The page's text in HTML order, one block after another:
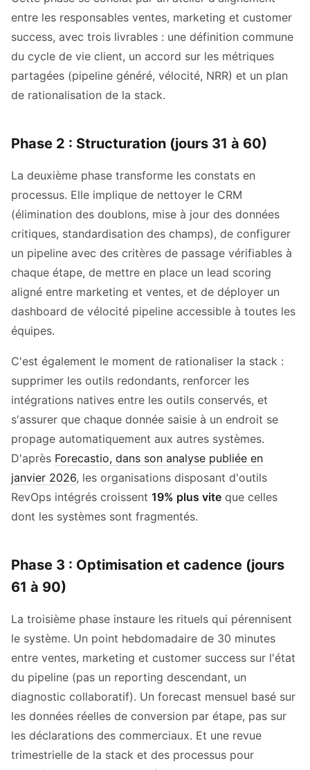
entre les responsables ventes, marketing et customer
success, avec trois livrables : une définition commune
du cycle de vie client, un accord sur les métriques
partagées (pipeline généré, vélocité, NRR) et un plan
de rationalisation de la stack.
Phase 2 : Structuration (jours 31 à 60)
La deuxième phase transforme les constats en
processus. Elle implique de nettoyer le CRM
(élimination des doublons, mise à jour des données
critiques, standardisation des champs), de configurer
un pipeline avec des critères de passage vérifiables à
chaque étape, de mettre en place un lead scoring
aligné entre marketing et ventes, et de déployer un
dashboard de vélocité pipeline accessible à toutes les
équipes.
C'est également le moment de rationaliser la stack :
supprimer les outils redondants, renforcer les
intégrations natives entre les outils conservés, et
s'assurer que chaque donnée saisie à un endroit se
propage automatiquement aux autres systèmes.
D'après Forecastio, dans son analyse publiée en
janvier 2026, les organisations disposant d'outils
RevOps intégrés croissent 19% plus vite que celles
dont les systèmes sont fragmentés.
Phase 3 : Optimisation et cadence (jours
61 à 90)
La troisième phase instaure les rituels qui pérennisent
le système. Un point hebdomadaire de 30 minutes
entre ventes, marketing et customer success sur l'état
du pipeline (pas un reporting descendant, un
diagnostic collaboratif). Un forecast mensuel basé sur
les données réelles de conversion par étape, pas sur
les déclarations des commerciaux. Et une revue
trimestrielle de la stack et des processus pour